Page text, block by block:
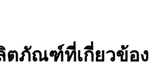
ตภัณฑ์ที่เกี่ยวข้อง